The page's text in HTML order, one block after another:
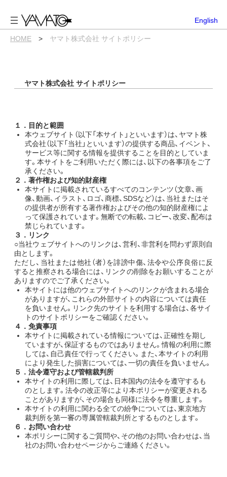
容
を
ス
キ
English
HOME > ヤマト株式会社 サイトポリシー
ヤマト株式会社 サイトポリシー
１．目的と範囲
本ウェブサイト（以下「本サイト」といいます）は、ヤマト株
式会社（以下「当社」といいます）の提供する商品、イベント、
サービス等に関する情報を提供することを目的としていま
す。本サイトをご利用いただく際には、以下の各事項をご了
承ください。
２． 著作権および知的財産権
本サイトに掲載されているすべてのコンテンツ（文章、画
像、動画、イラスト、ロゴ、商標、SDSなど）は、当社またはそ
の提供者が所有する著作権およびその他の知的財産権によ
って保護されています。無断での転載、コピー、改変、配布は
禁じられています。
３．リンク
○当社ウェブサイトへのリンクは、営利、非営利を問わず原則自
由とします。
ただし、当社または他社（者）を誹謗中傷、法令や公序良俗に反
すると推察される場合には、リンクの削除をお願いすることが
ありますのでご了承ください。
本サイトには他のウェブサイトへのリンクが含まれる場合
がありますが、これらの外部サイトの内容については責任
を負いません。リンク先のサイトを利用する場合は、各サイ
トのサイトポリシーをご確認ください。
４．免責事項
本サイトに掲載されている情報については、正確性を期し
ていますが、保証するものではありません。情報の利用に際
しては、自己責任で行ってください。また、本サイトの利用
により発生した損害については、一切の責任を負いません。
５．法令遵守および管轄裁判所
本サイトの利用に際しては、日本国内の法令を遵守するも
のとします。法令の改正等により本ポリシーが変更される
ことがありますが、その場合も同様に法令を尊重します。
本サイトの利用に関わる全ての紛争については、東京地方
裁判所を第一審の専属管轄裁判所とするものとします。
６．お問い合わせ
本ポリシーに関するご質問や、その他のお問い合わせは、当
社のお問い合わせページからご連絡ください。